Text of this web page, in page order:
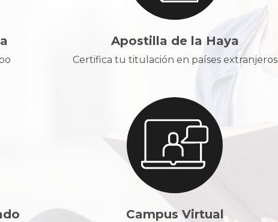
Apostilla de la Haya
Certifica tu titulación en países extranjeros
Campus Virtual